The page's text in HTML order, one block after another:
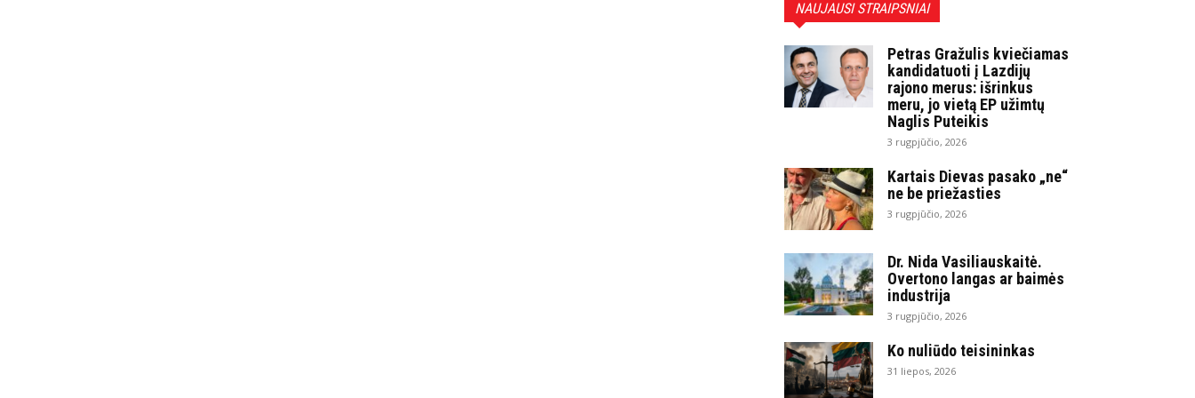
NAUJAUSI STRAIPSNIAI
Petras Gražulis kviečiamas
kandidatuoti į Lazdijų
rajono merus: išrinkus
meru, jo vietą EP užimtų
Naglis Puteikis
3 rugpjūčio, 2026
Kartais Dievas pasako „ne“
ne be priežasties
3 rugpjūčio, 2026
Dr. Nida Vasiliauskaitė.
Overtono langas ar baimės
industrija
3 rugpjūčio, 2026
Ko nuliūdo teisininkas
31 liepos, 2026